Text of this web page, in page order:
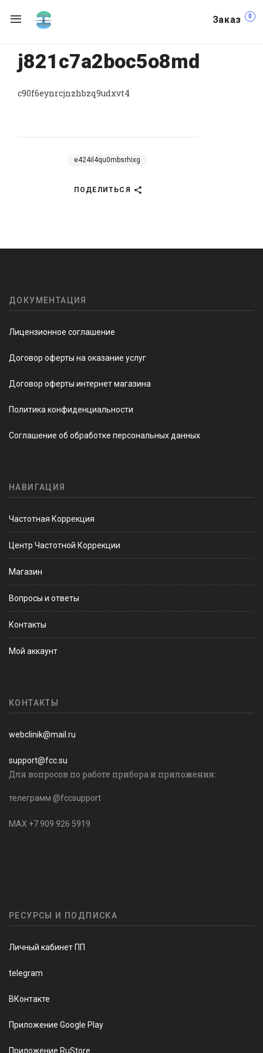
Заказ 0
j821c7a2boc5o8md
c90f6eynrcjnzhbzq9udxvt4
e424il4qu0mbsrhixg
ПОДЕЛИТЬСЯ
ДОКУМЕНТАЦИЯ
Лицензионное соглашение
Договор оферты на оказание услуг
Договор оферты интернет магазина
Политика конфиденциальности
Соглашение об обработке персональных данных
НАВИГАЦИЯ
Частотная Коррекция
Центр Частотной Коррекции
Магазин
Вопросы и ответы
Контакты
Мой аккаунт
КОНТАКТЫ
webclinik@mail.ru
support@fcc.su
Для вопросов по работе прибора и приложения:
телеграмм @fccsupport
MAX +7 909 926 5919
РЕСУРСЫ И ПОДПИСКА
Личный кабинет ПП
telegram
ВКонтакте
Приложение Google Play
Приложение RuStore